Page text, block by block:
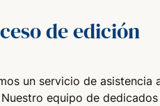
de edición
un servicio de asistencia
equipo de dedicados